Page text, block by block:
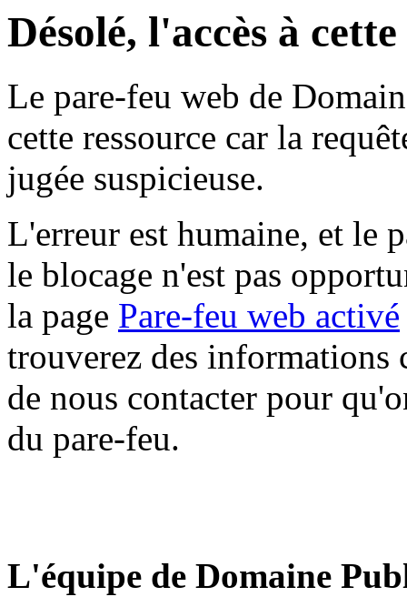
Désolé, l'accès à
Le pare-feu web de
cette ressource car la
jugée suspicieuse.
L'erreur est humaine, et le
le blocage n'est pas
la page Pare-feu web activé
trouverez des informations
de nous contacter pour
du pare-feu.
L'équipe de Domaine